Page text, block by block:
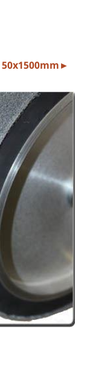
50x1500mm ►